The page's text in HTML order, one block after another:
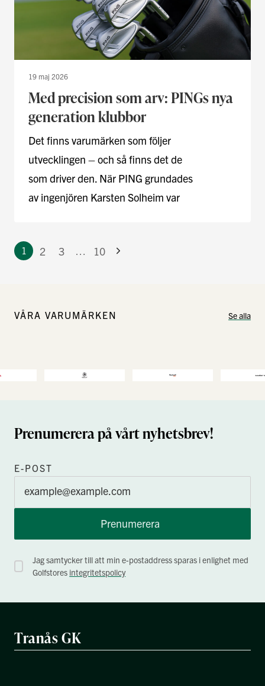
19 maj 2026
Med precision som arv: PINGs nya
generation klubbor
Det finns varumärken som följer
utvecklingen – och så finns det de
som driver den. När PING grundades
av ingenjören Karsten Solheim var
1 2 3 … 10
VÅRA VARUMÄRKEN Se alla
Prenumerera på vårt nyhetsbrev!
E-POST
Prenumerera
Jag samtycker till att min e-postaddress sparas i enlighet med
Golfstores integritetspolicy
Tranås GK